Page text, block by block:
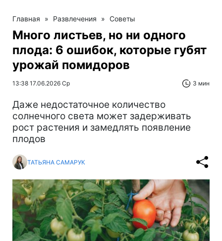
Главная » Развлечения » Советы
Много листьев, но ни одного
плода: 6 ошибок, которые губят
урожай помидоров
13:38 17.06.2026 Ср 3 мин
Даже недостаточное количество
солнечного света может задерживать
рост растения и замедлять появление
плодов
ТАТЬЯНА САМАРУК